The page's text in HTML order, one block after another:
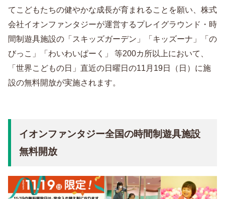
てこどもたちの健やかな成長が育まれることを願い、株式
会社イオンファンタジーが運営するプレイグラウンド・時
間制遊具施設の「スキッズガーデン」「キッズーナ」「の
びっこ」「わいわいぱーく」 等200カ所以上において、
「世界こどもの日」直近の日曜日の11月19日（日）に施
設の無料開放が実施されます。
イオンファンタジー全国の時間制遊具施設
無料開放